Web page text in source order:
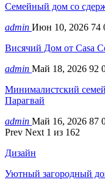
Семейный дом со
admin Июн 10, 2026 74
Висячий Дом от Casa
admin Май 18, 2026 92
Минималистский
Парагвай
admin Май 16, 2026 87
Prev Next 1 из 162
Дизайн
Уютный загородный